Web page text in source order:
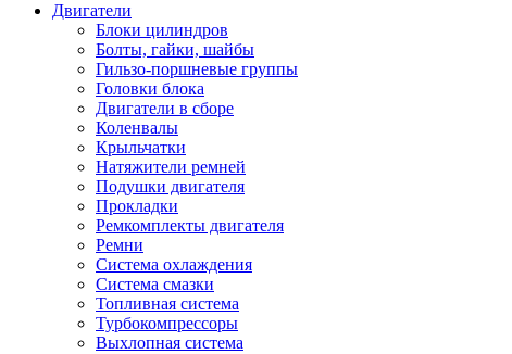
Двигатели
Блоки цилиндров
Болты, гайки, шайбы
Гильзо-поршневые группы
Головки блока
Двигатели в сборе
Коленвалы
Крыльчатки
Натяжители ремней
Подушки двигателя
Прокладки
Ремкомплекты двигателя
Ремни
Система охлаждения
Система смазки
Топливная система
Турбокомпрессоры
Выхлопная система